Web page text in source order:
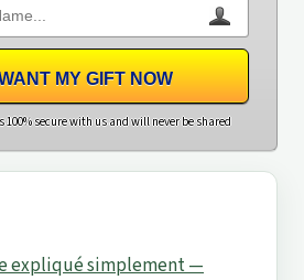
MY GIFT NOW
100% secure with us and will never be shared
expliqué simplement —